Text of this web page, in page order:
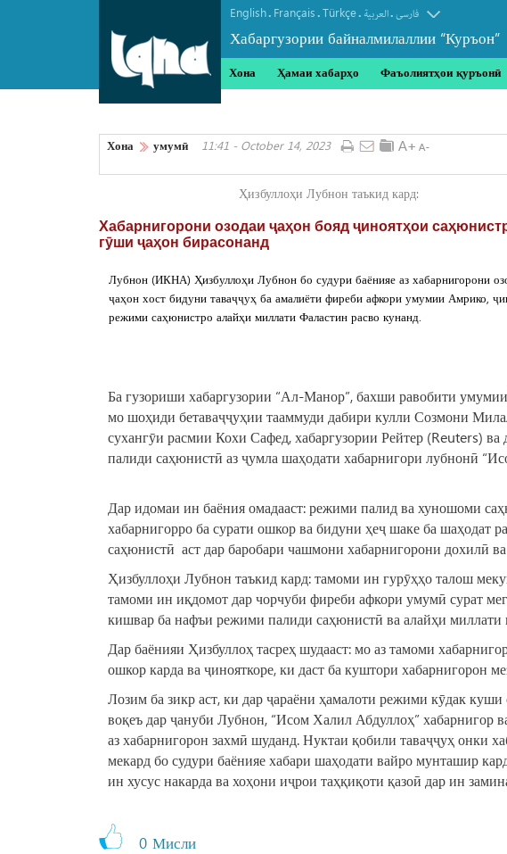
English. Français.Türkçe. العربیة.فارسی
Хабаргузории байналмилаллии “Куръон”
Хона Ҳамаи хабарҳо Фаъолиятҳои қуръонӣ
Хона умумӣ 11:41 - October 14, 2023
Ҳизбуллоҳи Лубнон таъкид кард:
Хабарнигорони озодаи ҷаҳон бояд ҷиноятҳои
гӯши ҷаҳон бирасонанд
Лубнон (ИКНА) Ҳизбуллоҳи Лубнон бо судури баёнияе аз хабарнигорони
ҷаҳон хост бидуни таваҷҷуҳ ба амалиёти фиреби афкори умумии Амрико,
режими саҳюнистро алайҳи миллати Фаластин расво кунанд.
Ба гузориши хабаргузории “Ал-Манор”, бахши равобити
мо шоҳиди бетаваҷҷуҳии тааммуди дабири кулли Созмони
сухангӯи расмии Кохи Сафед, хабаргузории Рейтер (Reuters)
палиди саҳюнистӣ аз ҷумла шаҳодати хабарнигори лубнонӣ
Дар идомаи ин баёния омадааст: режими палид ва хуношоми
хабарнигорро ба сурати ошкор ва бидуни ҳеҷ шаке ба шаҳодат
саҳюнистӣ аст дар баробари чашмони хабарнигорони дохилӣ
Ҳизбуллоҳи Лубнон таъкид кард: тамоми ин гурӯҳҳо талош
тамоми ин иқдомот дар чорчуби фиреби афкори умумӣ сурат
кишвар ба нафъи режими палиди саҳюнистӣ ва алайҳи миллати
Дар баёнияи Ҳизбуллоҳ тасреҳ шудааст: мо аз тамоми
ошкор карда ва ҷинояткоре, ки даст ба куштори хабарнигорон
Лозим ба зикр аст, ки дар ҷараёни ҳамалоти режими кӯдак
воқеъ дар ҷануби Лубнон, “Исом Халил Абдуллоҳ” хабарнигор
аз хабарнигорон захмӣ шуданд. Нуктаи қобили таваҷҷуҳ онки
мекард бо судури баёнияе хабари шаҳодати вайро мунташир
ин хусус накарда ва хоҳони иҷрои таҳқиқоти қазоӣ дар ин
0 Мисли